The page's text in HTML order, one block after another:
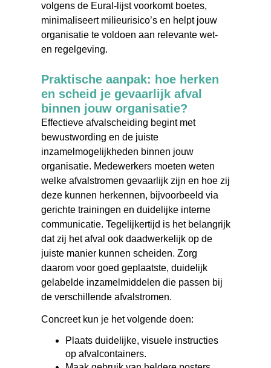
volgens de Eural-lijst voorkomt boetes,
minimaliseert milieurisico’s en helpt jouw
organisatie te voldoen aan relevante wet-
en regelgeving.
Praktische aanpak: hoe herken
en scheid je gevaarlijk afval
binnen jouw organisatie?
Effectieve afvalscheiding begint met
bewustwording en de juiste
inzamelmogelijkheden binnen jouw
organisatie. Medewerkers moeten weten
welke afvalstromen gevaarlijk zijn en hoe zij
deze kunnen herkennen, bijvoorbeeld via
gerichte trainingen en duidelijke interne
communicatie. Tegelijkertijd is het belangrijk
dat zij het afval ook daadwerkelijk op de
juiste manier kunnen scheiden. Zorg
daarom voor goed geplaatste, duidelijk
gelabelde inzamelmiddelen die passen bij
de verschillende afvalstromen.
Concreet kun je het volgende doen:
Plaats duidelijke, visuele instructies
op afvalcontainers.